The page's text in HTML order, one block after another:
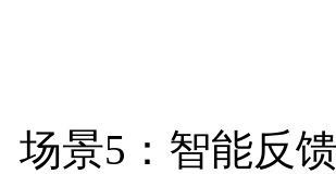
场景5：智能反